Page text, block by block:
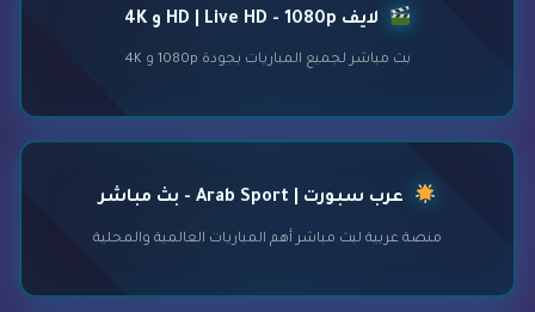
لايف HD | Live HD - 1080p و 4K
بث مباشر لجميع المباريات بجودة 1080p و 4K
عرب سبورت | Arab Sport - بث مباشر
منصة عربية لبث مباشر أهم المباريات العالمية والمحلية